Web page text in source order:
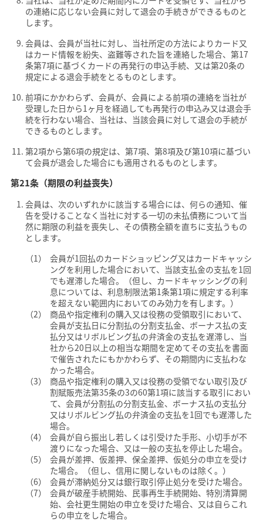
の連絡に応じない会員に対して退会の手続きができるものと
します。
会員は、会員が当社に対し、当社所定の方法によりカード又
はカード情報を紛失、盗難等された旨を連絡した場合、第17
条第7項に基づくカードの再発行の申込手続、又は第20条の
規定による退会手続をとるものとします。
前項にかかわらず、会員が、会員による前項の連絡を当社が
受理した日から1ヶ月を経過しても再発行の申込み又は退会手
続を行わない場合、当社は、当該会員に対して退会の手続が
できるものとします。
第2項から第6項の規定は、第7項、第8項及び第10項に基づい
て会員が退会した場合にも適用されるものとします。
第21条（期限の利益喪失）
会員は、次のいずれかに該当する場合には、何らの通知、催
告を受けることなく当社に対する一切の未払債務について当
然に期限の利益を喪失し、その債務全額を直ちに支払うもの
とします。
会員が1回払のカードショッピング又はカードキャッシ
ングを利用した場合において、当該支払金の支払を1回
でも遅滞した場合。（但し、カードキャッシングの利
息については、利息制限法第1条第1項に規定する利率
を超えない範囲内においてのみ効力を有します。）
商品や指定権利の購入又は役務の受領取引において、
会員が支払日に分割払の分割支払金、ボーナス払の支
払分又はリボルビング払の弁済金の支払を遅滞し、当
社から20日以上の相当な期間を定めてその支払を書面
で催告されたにもかかわらず、その期間内に支払わな
かった場合。
商品や指定権利の購入又は役務の受領でない取引及び
割賦販売法第35条の3の60第1項に該当する取引におい
て、会員が分割払の分割支払金、ボーナス払の支払分
又はリボルビング払の弁済金の支払を1回でも遅滞した
場合。
会員が自ら振出し若しくは引受けた手形、小切手が不
渡りになった場合、又は一般の支払を停止した場合。
会員が差押、仮差押、保全差押、仮処分の申立を受け
た場合。（但し、信用に関しないものは除く。）
会員が滞納処分又は銀行取引停止処分を受けた場合。
会員が破産手続開始、民事再生手続開始、特別清算開
始、会社更生開始の申立を受けた場合、又は自らこれ
らの申立をした場合。